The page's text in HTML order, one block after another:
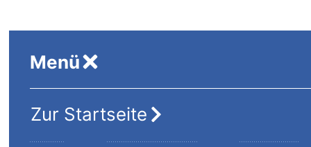
Menü
Zur Startseite